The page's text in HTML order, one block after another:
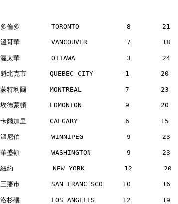
多倫多        TORONTO            8
溫哥華        VANCOUVER          7
渥太華        OTTAWA             3        24
魁北克市      QUEBEC CITY       -1
蒙特利爾      MONTREAL           7
埃德蒙頓      EDMONTON           9
卡爾加里      CALGARY            6        15
溫尼伯        WINNIPEG           9
華盛頓        WASHINGTON         9
紐約          NEW YORK          12
三藩市        SAN FRANCISCO     10
洛杉磯        LOS ANGELES       12